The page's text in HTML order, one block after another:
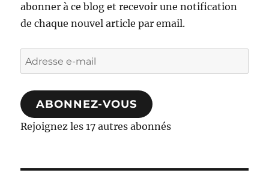
abonner à ce blog et recevoir une notification
de chaque nouvel article par email.
Adresse
e-
mail
ABONNEZ-VOUS
Rejoignez les 17 autres abonnés